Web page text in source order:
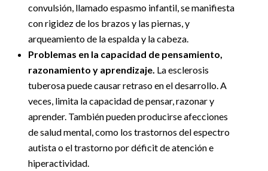
convulsión, llamado espasmo infantil, se manifiesta
con rigidez de los brazos y las piernas, y
arqueamiento de la espalda y la cabeza.
Problemas en la capacidad de pensamiento,
razonamiento y aprendizaje. La esclerosis
tuberosa puede causar retraso en el desarrollo. A
veces, limita la capacidad de pensar, razonar y
aprender. También pueden producirse afecciones
de salud mental, como los trastornos del espectro
autista o el trastorno por déficit de atención e
hiperactividad.